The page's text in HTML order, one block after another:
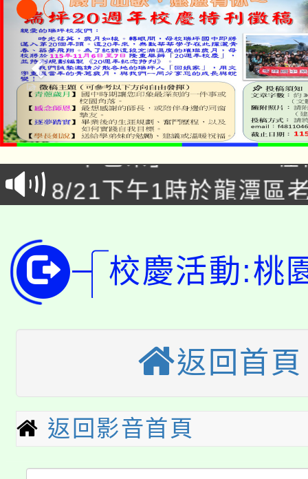
公告本校115學年度第
代理(課)教師甄選結果
告(尚有缺額)
「本色祭」8/29、30在
場熱烈登場!
8/21下午1時於龍潭區
局官網。
8月14至27日，桃園電
開!
115年桃園市運動會8/
田徑場及游泳池舉行。
桃園市低收入戶享有免
視費優惠，中低收入戶
半價優惠，詳情可洽有
者。
大園自造教育及科技
份教師增能研習
大溪自造教育及科技中
份教師研習
淨零綠生活教案入校路
會
校慶活動:桃
返回首頁
返回影音首頁